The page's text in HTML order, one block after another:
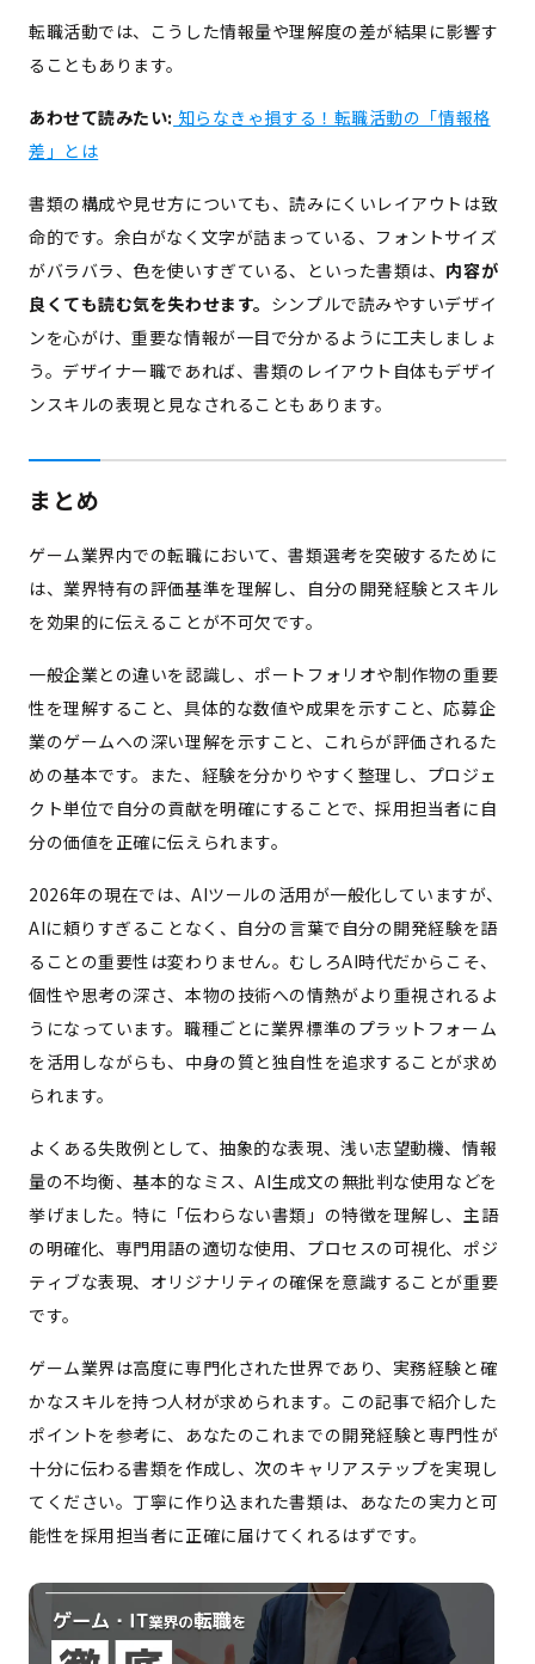
転職活動では、こうした情報量や理解度の差が結果に影響す
ることもあります。
あわせて読みたい: 知らなきゃ損する！転職活動の「情報格
差」とは
書類の構成や見せ方についても、読みにくいレイアウトは致
命的です。余白がなく文字が詰まっている、フォントサイズ
がバラバラ、色を使いすぎている、といった書類は、 内容が
良くても読む気を失わせます。 シンプルで読みやすいデザイ
ンを心がけ、重要な情報が一目で分かるように工夫しましょ
う。デザイナー職であれば、書類のレイアウト自体もデザイ
ンスキルの表現と見なされることもあります。
まとめ
ゲーム業界内での転職において、書類選考を突破するために
は、業界特有の評価基準を理解し、自分の開発経験とスキル
を効果的に伝えることが不可欠です。
一般企業との違いを認識し、ポートフォリオや制作物の重要
性を理解すること、具体的な数値や成果を示すこと、応募企
業のゲームへの深い理解を示すこと、これらが評価されるた
めの基本です。また、経験を分かりやすく整理し、プロジェ
クト単位で自分の貢献を明確にすることで、採用担当者に自
分の価値を正確に伝えられます。
2026年の現在では、AIツールの活用が一般化していますが、
AIに頼りすぎることなく、自分の言葉で自分の開発経験を語
ることの重要性は変わりません。むしろAI時代だからこそ、
個性や思考の深さ、本物の技術への情熱がより重視されるよ
うになっています。職種ごとに業界標準のプラットフォーム
を活用しながらも、中身の質と独自性を追求することが求め
られます。
よくある失敗例として、抽象的な表現、浅い志望動機、情報
量の不均衡、基本的なミス、AI生成文の無批判な使用などを
挙げました。特に「伝わらない書類」の特徴を理解し、主語
の明確化、専門用語の適切な使用、プロセスの可視化、ポジ
ティブな表現、オリジナリティの確保を意識することが重要
です。
ゲーム業界は高度に専門化された世界であり、実務経験と確
かなスキルを持つ人材が求められます。この記事で紹介した
ポイントを参考に、あなたのこれまでの開発経験と専門性が
十分に伝わる書類を作成し、次のキャリアステップを実現し
てください。丁寧に作り込まれた書類は、あなたの実力と可
能性を採用担当者に正確に届けてくれるはずです。